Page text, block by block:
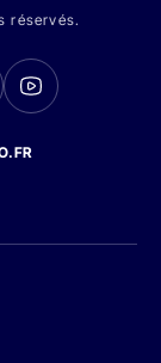
réservés.